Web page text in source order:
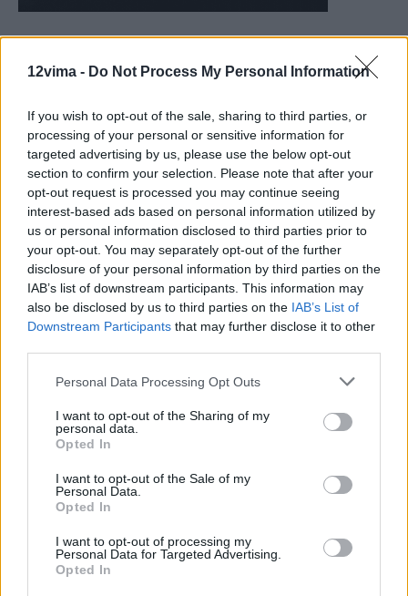
12vima - Do Not Process My Personal Information
If you wish to opt-out of the sale, sharing to third parties, or
processing of your personal or sensitive information for
targeted advertising by us, please use the below opt-out
section to confirm your selection. Please note that after your
opt-out request is processed you may continue seeing
interest-based ads based on personal information utilized by
us or personal information disclosed to third parties prior to
your opt-out. You may separately opt-out of the further
disclosure of your personal information by third parties on the
IAB’s list of downstream participants. This information may
also be disclosed by us to third parties on the IAB’s List of
Downstream Participants that may further disclose it to other
Personal Data Processing Opt Outs
I want to opt-out of the Sharing of my
personal data.
Opted In
I want to opt-out of the Sale of my
Personal Data.
Opted In
I want to opt-out of processing my
Personal Data for Targeted Advertising.
Opted In